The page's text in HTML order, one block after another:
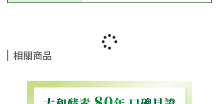
相關商品